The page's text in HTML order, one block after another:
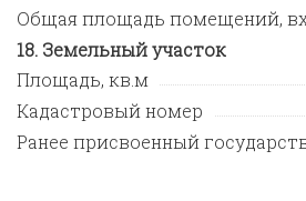
Общая площадь помещений,
Земельный участок
Площадь, кв.м
Кадастровый номер
Ранее присвоенный